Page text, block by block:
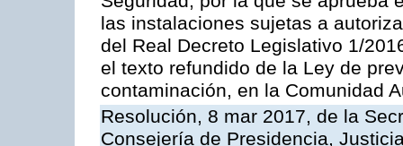
las instalaciones sujetas a
del Real Decreto Legislativo 1/
el texto refundido de la Ley de
contaminación, en la Comunidad
Resolución, 8 mar 2017, de la
Consejería de Presidencia,